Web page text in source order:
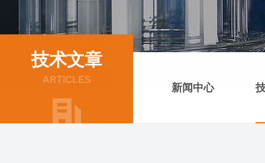
技术文章
ARTICLES
新闻中心